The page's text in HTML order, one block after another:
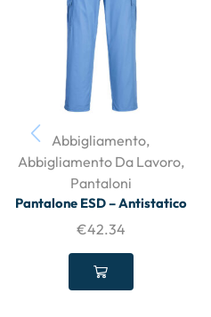
Abbigliamento,
Abbigliamento Da Lavoro,
Pantaloni
Pantalone ESD – Antistatico
€42.34